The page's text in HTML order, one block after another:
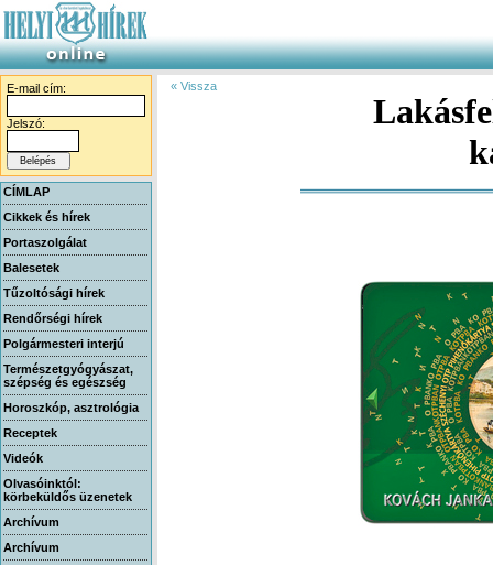
E-mail cím:
Jelszó:
CÍMLAP
Cikkek és hírek
Portaszolgálat
Balesetek
Tűzoltósági hírek
Rendőrségi hírek
Polgármesteri interjú
Természetgyógyászat,
szépség és egészség
Horoszkóp, asztrológia
Receptek
Videók
Olvasóinktól:
körbeküldős üzenetek
Archívum
Archívum
« Vissza